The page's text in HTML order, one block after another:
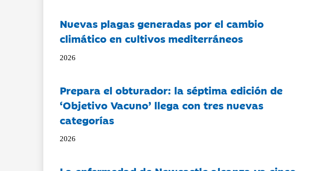
Nuevas plagas generadas por el cambio
climático en cultivos mediterráneos
2026
Prepara el obturador: la séptima edición de
‘Objetivo Vacuno’ llega con tres nuevas
categorías
2026